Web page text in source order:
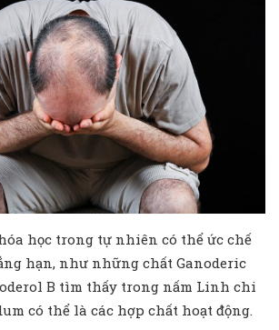
học trong tự nhiên có thể ức chế
hạn, như những chất Ganoderic
B tìm thấy trong nấm Linh chi
có thể là các hợp chất hoạt động.